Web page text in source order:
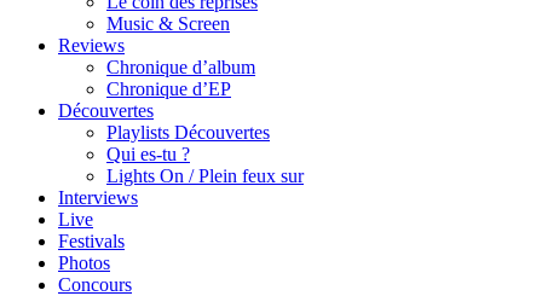
Music & Screen
Reviews
Chronique d’album
Chronique d’EP
Découvertes
Playlists Découvertes
Qui es-tu ?
Lights On / Plein feux sur
Interviews
Live
Festivals
Photos
Concours